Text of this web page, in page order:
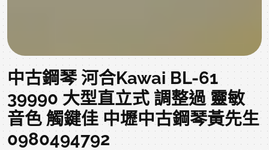
中古鋼琴 河合Kawai BL-61
39990 大型直立式 調整過 靈敏
音色 觸鍵佳 中壢中古鋼琴黃先生
0980494792